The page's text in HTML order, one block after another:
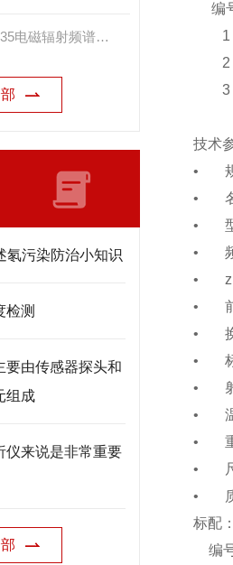
德国安诺尼NF-5035电磁辐射频谱分析仪
氡污染防治小知识
检测
要由传感器探头和
组成
仪来说是非常重要
编
1
2
3
技术
•
•
•
•
•
•
•
•
•
•
•
•
•
标配
编